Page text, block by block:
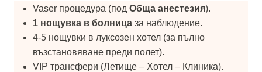
Vaser процедура (под Обща анестезия).
1 нощувка в болница за наблюдение.
4-5 нощувки в луксозен хотел (за пълно
възстановяване преди полет).
VIP трансфери (Летище – Хотел – Клиника).